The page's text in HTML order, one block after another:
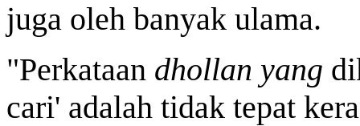
juga oleh banyak ulama.
"Perkataan dhollan yang
cari' adalah tidak tepat